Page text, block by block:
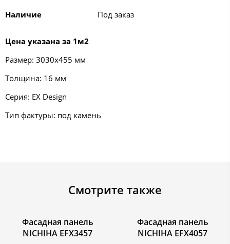
Наличие Под заказ
Цена указана за 1м2
Размер: 3030х455 мм
Толщина: 16 мм
Серия: EX Design
Тип фактуры: под камень
Смотрите также
Фасадная панель
NICHIHA EFX3457
Фасадная панель
NICHIHA EFX4057